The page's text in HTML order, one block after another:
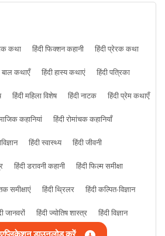
कथा हिंदी फिक्शन कहानी
हिंदी प्रेरक कथा
बाल कथाएँ हिंदी हास्य कथाएं
हिंदी पत्रिका
हिंदी महिला विशेष हिंदी नाटक
हिंदी प्रेम कथाएँ
कहानियां
हिंदी रोमांचक कहानियाँ
हिंदी स्वास्थ्य
हिंदी जीवनी
हिंदी डरावनी कहानी
हिंदी फिल्म समीक्षा
समीक्षाएं हिंदी थ्रिलर
हिंदी कल्पित-विज्ञान
जानवरों हिंदी ज्योतिष शास्त्र
हिंदी विज्ञान